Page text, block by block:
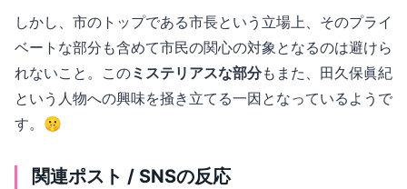
しかし、市のトップである市長という立場上、そのプライ
ベートな部分も含めて市民の関心の対象となるのは避けら
れないこと。このミステリアスな部分もまた、田久保眞紀
という人物への興味を掻き立てる一因となっているようで
す。🤫
関連ポスト / SNSの反応